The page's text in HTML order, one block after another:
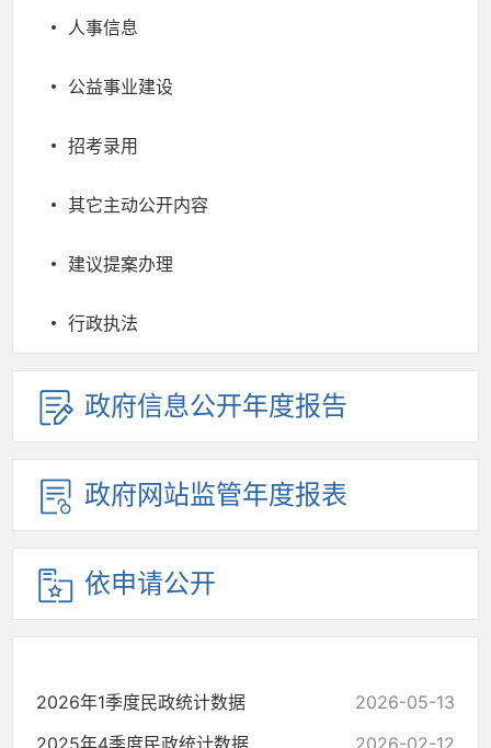
人事信息
公益事业建设
招考录用
其它主动公开内容
建议提案办理
行政执法
政府信息公开年度报告
政府网站监管年度报表
依申请公开
2026年1季度民政统计数据
2026-05-13
2025年4季度民政统计数据
2026-02-12